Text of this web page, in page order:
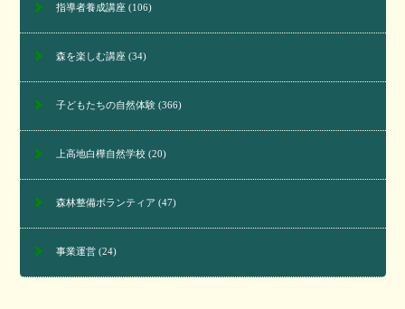
指導者養成講座(106)
森を楽しむ講座(34)
子どもたちの自然体験(366)
上高地白樺自然学校(20)
森林整備ボランティア (47)
事業運営(24)